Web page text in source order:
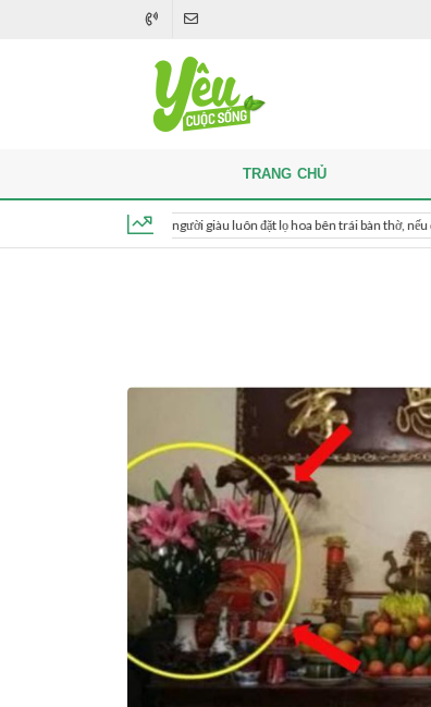
Khi thắp hương, người giàu luôn đặt lọ hoa bên trái bàn thờ, nếu đặt bên phải
TRANG CHỦ